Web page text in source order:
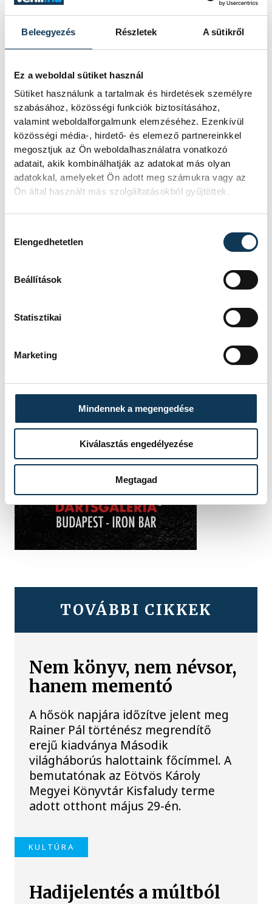
Beleegyezés Részletek A sütikről
Ez a weboldal sütiket használ
Sütiket használunk a tartalmak és hirdetések személyre
szabásához, közösségi funkciók biztosításához,
valamint weboldalforgalmunk elemzéséhez. Ezenkívül
közösségi média-, hirdető- és elemező partnereinkkel
megosztjuk az Ön weboldalhasználatra vonatkozó
adatait, akik kombinálhatják az adatokat más olyan
adatokkal, amelyeket Ön adott meg számukra vagy az
Ön által használt más szolgáltatásokból gyűjtöttek.
Elengedhetetlen
Beállítások
Statisztikai
Marketing
Mindennek a megengedése
Kiválasztás engedélyezése
Megtagad
vehir.hu
TOVÁBBI CIKKEK
Nem könyv, nem névsor,
hanem mementó
A hősök napjára időzítve jelent meg
Rainer Pál történész megrendítő
erejű kiadványa Második
világháborús halottaink főcímmel. A
bemutatónak az Eötvös Károly
Megyei Könyvtár Kisfaludy terme
adott otthont május 29-én.
KULTÚRA
Hadijelentés a múltból